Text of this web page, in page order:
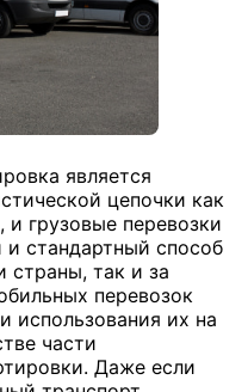
является
цепочки как
грузовые перевозки
стандартный способ
страны, так и за
перевозок
использования их на
части
Даже если